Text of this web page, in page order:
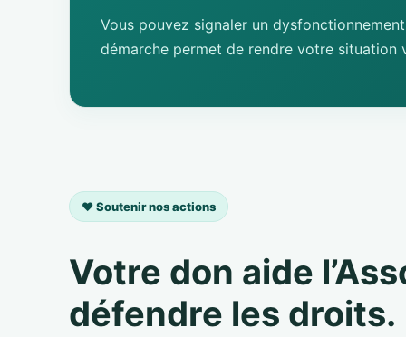
Vous pouvez signaler un
démarche permet de rendre votre
❤️ Soutenir nos actions
Votre don aide
défendre les droits.